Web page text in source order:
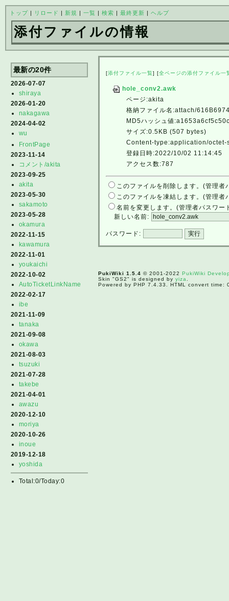
トップ| リロード | 新規 | 一覧 | 検索 | 最終更新 | ヘルプ
添付ファイルの情報
最新の20件
2026-07-07
shiraya
2026-01-20
nakagawa
2024-04-02
wu
FrontPage
2023-11-14
コメント/akita
2023-09-25
akita
2023-05-30
sakamoto
2023-05-28
okamura
2022-11-15
kawamura
2022-11-01
youkaichi
2022-10-02
AutoTicketLinkName
2022-02-17
ibe
2021-11-09
tanaka
2021-09-08
okawa
2021-08-03
tsuzuki
2021-07-28
takebe
2021-04-01
awazu
2020-12-10
moriya
2020-10-26
inoue
2019-12-18
yoshida
Total:0/Today:0
[添付ファイル一覧] [全ページの添付ファイル一
hole_conv2.awk
ページ:akita
格納ファイル名:attach/
MD5ハッシュ値
サイズ:0.5KB (507 bytes)
Content-type:application/octet-
登録日時:2022/10/02 11:14:45
アクセス数:787
このファイルを削除します。(管理者
このファイルを凍結します。(管理者
名前を変更します。(管理者パスワー
新しい名前:
パスワード:
PukiWiki 1.5.4 © 2001-2022PukiWiki
Skin "GS2" is designed byyiza
Powered by PHP 7.4.33. HTML convert time: